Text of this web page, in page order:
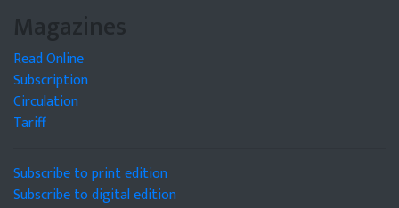
Magazines
Read Online
Subscription
Circulation
Tariff
Subscribe to print edition
Subscribe to digital edition